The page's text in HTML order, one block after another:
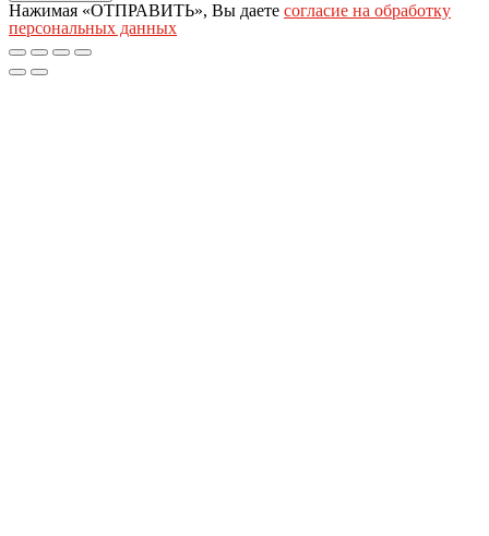
Нажимая «ОТПРАВИТЬ», Вы даете согласие на обработку
персональных данных